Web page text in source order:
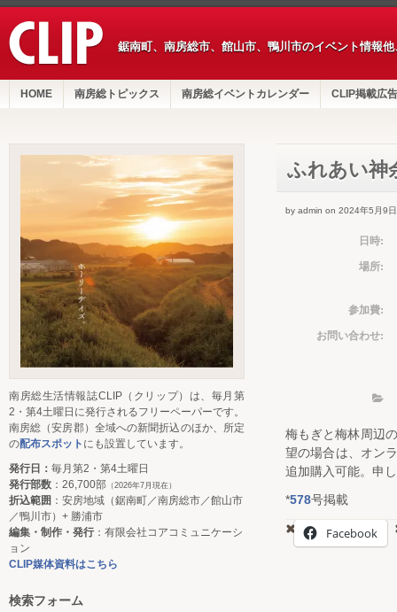
鋸南町、南房総市、館山市、鴨川市のイベント情報
HOME 南房総トピックス 南房総イベントカレンダー CLIP掲載広告
ふれあい神
by admin on 2024年5月9日
日時:
場所:
参加費:
お問い合わせ:
梅もぎと梅林周辺
望の場合は、オン
追加購入可能。申
*578号掲載
Facebook
南房総生活情報誌CLIP（クリップ）は、毎月第
2・第4土曜日に発行されるフリーペーパーです。
南房総（安房郡）全域への新聞折込のほか、所定
の配布スポット にも設置しています。
発行日： 毎月第2・第4土曜日
発行部数 ：26,700部 （2026年7月現在）
折込範囲 ：安房地域（鋸南町／南房総市／館山市
／鴨川市）+ 勝浦市
編集・制作・発行：有限会社コアコミュニケーシ
ョン
CLIP媒体資料はこちら
検索フォーム